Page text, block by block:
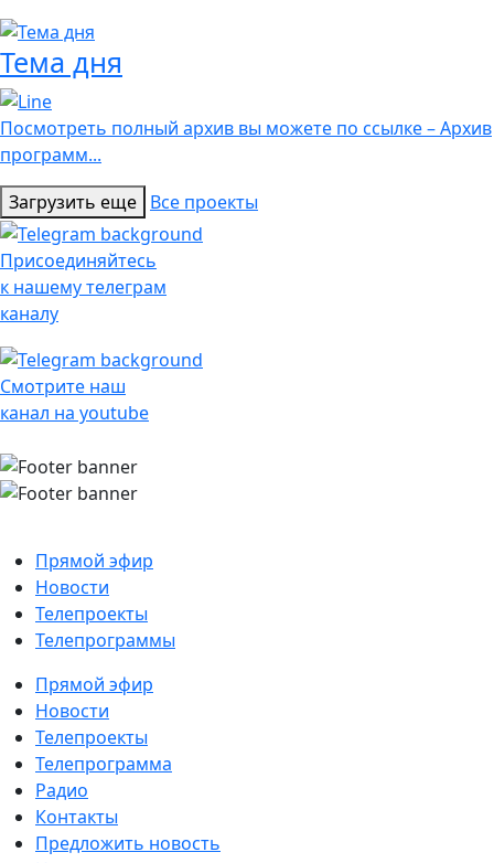
Тема дня
Посмотреть полный архив вы можете по ссылке – Архив
программ...
Загрузить еще Все проекты
Присоединяйтесь
к нашему телеграм
каналу
Смотрите наш
канал на youtube
Прямой эфир
Новости
Телепроекты
Телепрограммы
Прямой эфир
Новости
Телепроекты
Телепрограмма
Радио
Контакты
Предложить новость